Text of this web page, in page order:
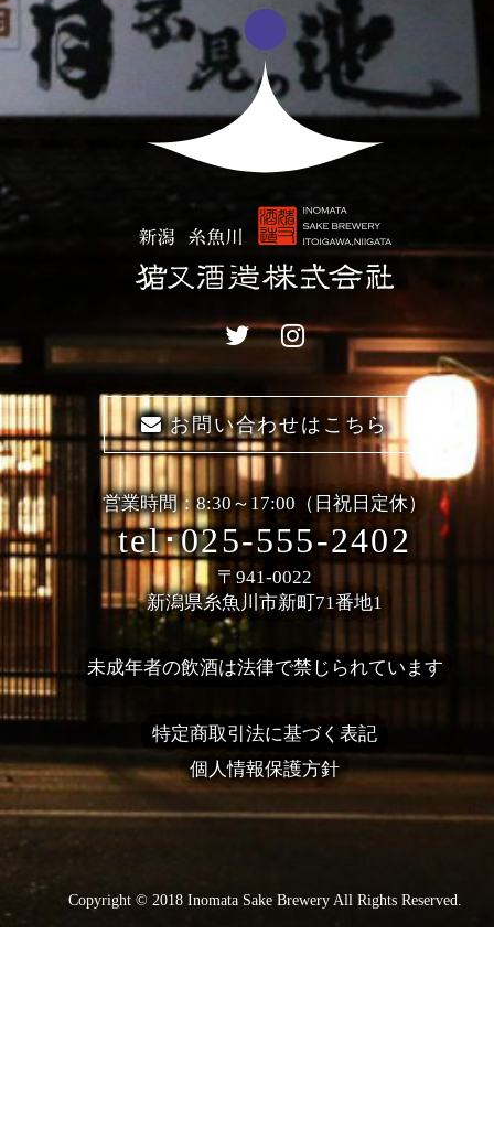
お問い合わせはこちら
営業時間：8:30～17:00（日祝日定休）
tel･025-555-2402
〒941-0022
新潟県糸魚川市新町71番地1
未成年者の飲酒は法律で禁じられています
特定商取引法に基づく表記
個人情報保護方針
Copyright © 2018 Inomata Sake Brewery All Rights Reserved.